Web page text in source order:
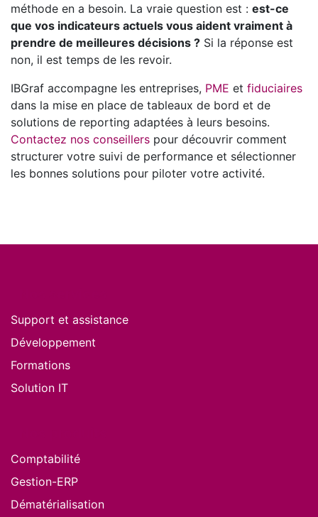
méthode en a besoin. La vraie question est : est-ce
que vos indicateurs actuels vous aident vraiment à
prendre de meilleures décisions ? Si la réponse est
non, il est temps de les revoir.
IBGraf accompagne les entreprises, PME et fiduciaires
dans la mise en place de tableaux de bord et de
solutions de reporting adaptées à leurs besoins.
Contactez nos conseillers pour découvrir comment
structurer votre suivi de performance et sélectionner
les bonnes solutions pour piloter votre activité.
Support et assistance
Développement
Formations
Solution IT
Comptabilité
Gestion-ERP
Dématérialisation